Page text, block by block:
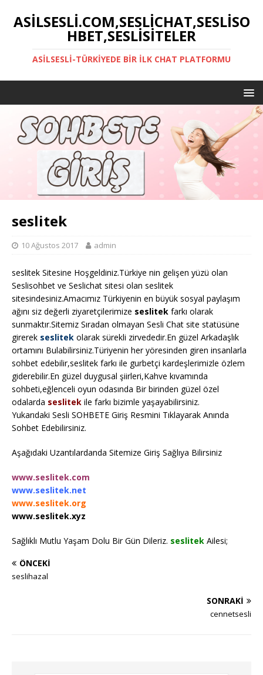
ASILSESLI.COM,SESLICHAT,SESLISO
HBET,SESLISITELER
ASILSESLI-TÜRKIYEDE BIR İLK CHAT PLATFORMU
seslitek
10 Ağustos 2017 admin
seslitek Sitesine Hoşgeldiniz.Türkiye nin gelişen yüzü olan
Seslisohbet ve Seslichat sitesi olan seslitek
sitesindesiniz.Amacımız Türkiyenin en büyük sosyal paylaşım
ağını siz değerli ziyaretçilerimize seslitek farkı olarak
sunmaktır.Sitemiz Sıradan olmayan Sesli Chat site statüsüne
girerek seslitek olarak sürekli zirvededir.En güzel Arkadaşlık
ortamını Bulabilirsiniz.Türiyenin her yöresinden giren insanlarla
sohbet edebilir,seslitek farkı ile gurbetçi kardeşlerimizle özlem
giderebilir.En güzel duygusal şiirleri,Kahve kıvamında
sohbeti,eğlenceli oyun odasında Bir birinden güzel özel
odalarda seslitek ile farkı bizimle yaşayabilirsiniz.
Yukarıdaki Sesli SOHBETE Giriş Resmini Tıklayarak Anında
Sohbet Edebilirsiniz.
Aşağıdaki Uzantılardanda Sitemize Giriş Sağlıya Bilirsiniz
www.seslitek.com
www.seslitek.net
www.seslitek.org
www.seslitek.xyz
Sağlıklı Mutlu Yaşam Dolu Bir Gün Dileriz. seslitek Ailesi;
ÖNCEKI
seslihazal
SONRAKI
cennetsesli